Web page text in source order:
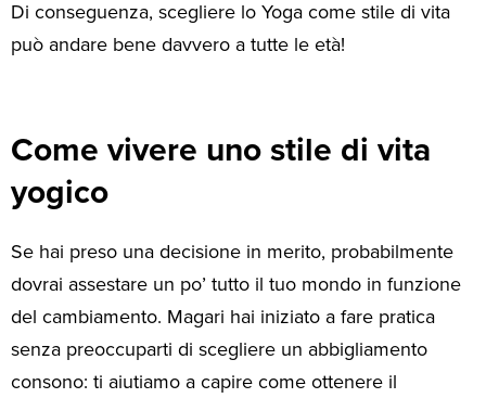
Di conseguenza, scegliere lo Yoga come stile di vita
può andare bene davvero a tutte le età!
Come vivere uno stile di vita
yogico
Se hai preso una decisione in merito, probabilmente
dovrai assestare un po’ tutto il tuo mondo in funzione
del cambiamento. Magari hai iniziato a fare pratica
senza preoccuparti di scegliere un abbigliamento
consono: ti aiutiamo a capire come ottenere il